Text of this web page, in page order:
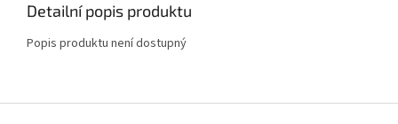
Detailní popis produktu
Popis produktu není dostupný